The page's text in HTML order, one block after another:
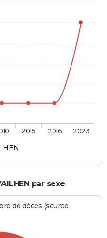
2015 2016 2023
par sexe
de décès (source :